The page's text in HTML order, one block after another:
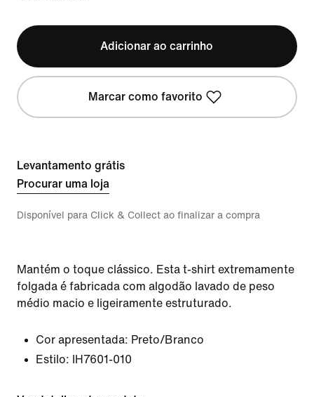
Adicionar ao carrinho
Marcar como favorito
Levantamento grátis
Procurar uma loja
Disponível para Click & Collect ao finalizar a compra
Mantém o toque clássico. Esta t-shirt extremamente
folgada é fabricada com algodão lavado de peso
médio macio e ligeiramente estruturado.
Cor apresentada: Preto/Branco
Estilo:
IH7601-010